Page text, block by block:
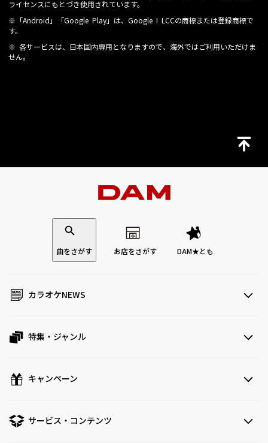
ライセンスにもとづき使用されています。
※「Android」「Google Play」は、Google I LCCの商標または登録商標で
す。
※ 各サービスは、日本国内専用となりますので、海外ではご利用いただけま
せん。
曲をさがす お店をさがす DAM★とも
カラオケNEWS
特集・ジャンル
キャンペーン
サービス・コンテンツ